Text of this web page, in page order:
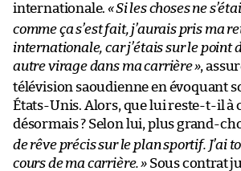
internationale.«Si les choses ne
comme ça s’est fait, j’aurais pris ma
internationale, car j’étais sur le point
autre virage dans ma carrière»,
télévision saoudienne en évoquant
États-Unis. Alors, que lui reste-t-il à
désormais ? Selon lui, plus grand-
de rêve précis sur le plan sportif. J’ai
cours de ma carrière.»Sous contrat